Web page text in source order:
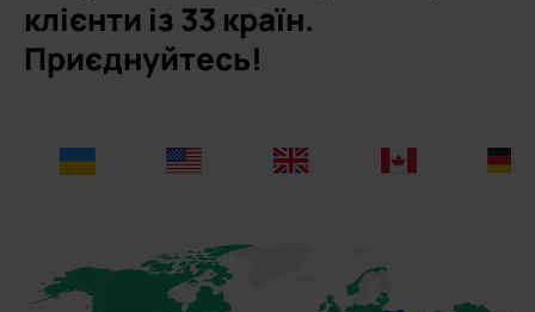
клієнти із 33 країн.
Приєднуйтесь!